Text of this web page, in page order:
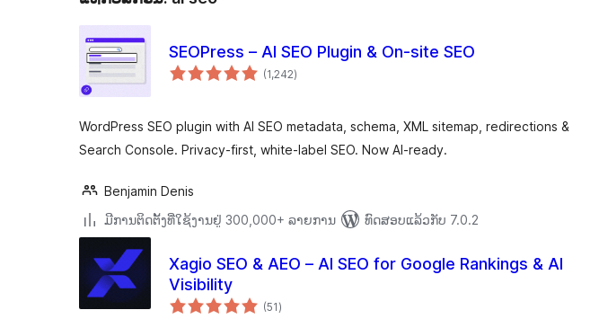
SEOPress – AI SEO Plugin & On-site SEO
(1,242ຄະແນນ
ທັງໝົດ
)
WordPress SEO plugin with AI SEO metadata, schema, XML sitemap, redirections &
Search Console. Privacy-first, white-label SEO. Now AI-ready.
Benjamin Denis
ມີການຕິດຕັ້ງທີ່ໃຊ້ງານຢູ່ 300,000+ ລາຍການ
ທົດສອບແລ້ວກັບ 7.0.2
Xagio SEO & AEO – AI SEO for Google Rankings & AI
Visibility
(51ຄະແນນ
ທັງໝົດ
)